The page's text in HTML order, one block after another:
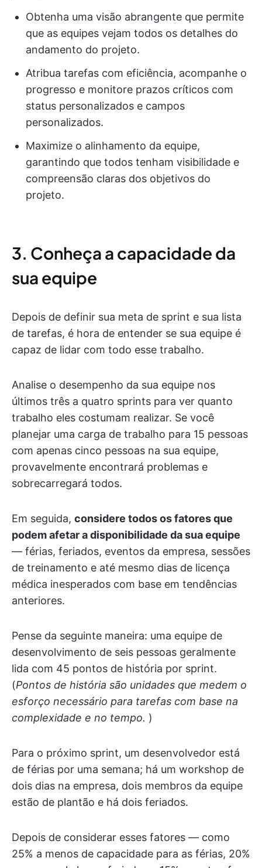
Obtenha uma visão abrangente que permite
que as equipes vejam todos os detalhes do
andamento do projeto.
Atribua tarefas com eficiência, acompanhe o
progresso e monitore prazos críticos com
status personalizados e campos
personalizados.
Maximize o alinhamento da equipe,
garantindo que todos tenham visibilidade e
compreensão claras dos objetivos do
projeto.
3. Conheça a capacidade da
sua equipe
Depois de definir sua meta de sprint e sua lista
de tarefas, é hora de entender se sua equipe é
capaz de lidar com todo esse trabalho.
Analise o desempenho da sua equipe nos
últimos três a quatro sprints para ver quanto
trabalho eles costumam realizar. Se você
planejar uma carga de trabalho para 15 pessoas
com apenas cinco pessoas na sua equipe,
provavelmente encontrará problemas e
sobrecarregará todos.
Em seguida, considere todos os fatores que
podem afetar a disponibilidade da sua equipe
— férias, feriados, eventos da empresa, sessões
de treinamento e até mesmo dias de licença
médica inesperados com base em tendências
anteriores.
Pense da seguinte maneira: uma equipe de
desenvolvimento de seis pessoas geralmente
lida com 45 pontos de história por sprint.
(Pontos de história são unidades que medem o
esforço necessário para tarefas com base na
complexidade e no tempo. )
Para o próximo sprint, um desenvolvedor está
de férias por uma semana; há um workshop de
dois dias na empresa, dois membros da equipe
estão de plantão e há dois feriados.
Depois de considerar esses fatores — como
25% a menos de capacidade para as férias, 20%